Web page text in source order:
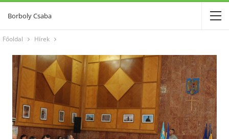
Borboly Csaba
Főoldal Hírek